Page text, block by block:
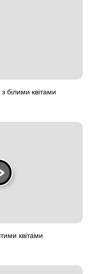
білими квітами
квітами